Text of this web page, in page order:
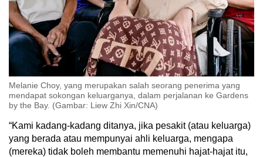
Melanie Choy, yang merupakan salah seorang penerima yang
mendapat sokongan keluarganya, dalam perjalanan ke Gardens
by the Bay. (Gambar: Liew Zhi Xin/CNA)
“Kami kadang-kadang ditanya, jika pesakit (atau keluarga)
yang berada atau mempunyai ahli keluarga, mengapa
(mereka) tidak boleh membantu memenuhi hajat-hajat itu,